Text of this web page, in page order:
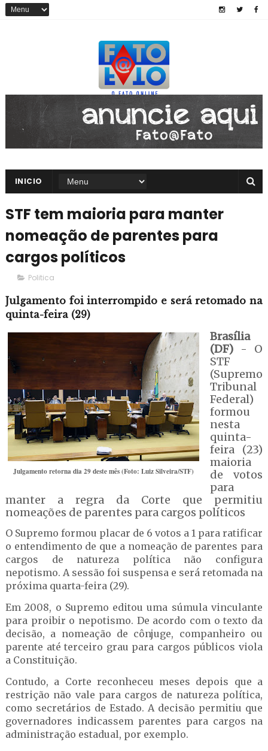
INICIO
STF tem maioria para manter
nomeação de parentes para
cargos políticos
Politica
Julgamento foi interrompido e será retomado na
quinta-feira (29)
Julgamento retorna dia 29 deste mês (Foto: Luiz Silveira/STF)
Brasília
(DF)- O
STF
(Supremo
Tribunal
Federal)
formou
nesta
quinta-
feira (23)
maioria
de votos
para
manter a regra da Corte que permitiu
nomeações de parentes para cargos políticos
O Supremo formou placar de 6 votos a 1 para ratificar
o entendimento de que a nomeação de parentes para
cargos de natureza política não configura
nepotismo. A sessão foi suspensa e será retomada na
próxima quarta-feira (29).
Em 2008, o Supremo editou uma súmula vinculante
para proibir o nepotismo. De acordo com o texto da
decisão, a nomeação de cônjuge, companheiro ou
parente até terceiro grau para cargos públicos viola
a Constituição.
Contudo, a Corte reconheceu meses depois que a
restrição não vale para cargos de natureza política,
como secretários de Estado. A decisão permitiu que
governadores indicassem parentes para cargos na
administração estadual, por exemplo.